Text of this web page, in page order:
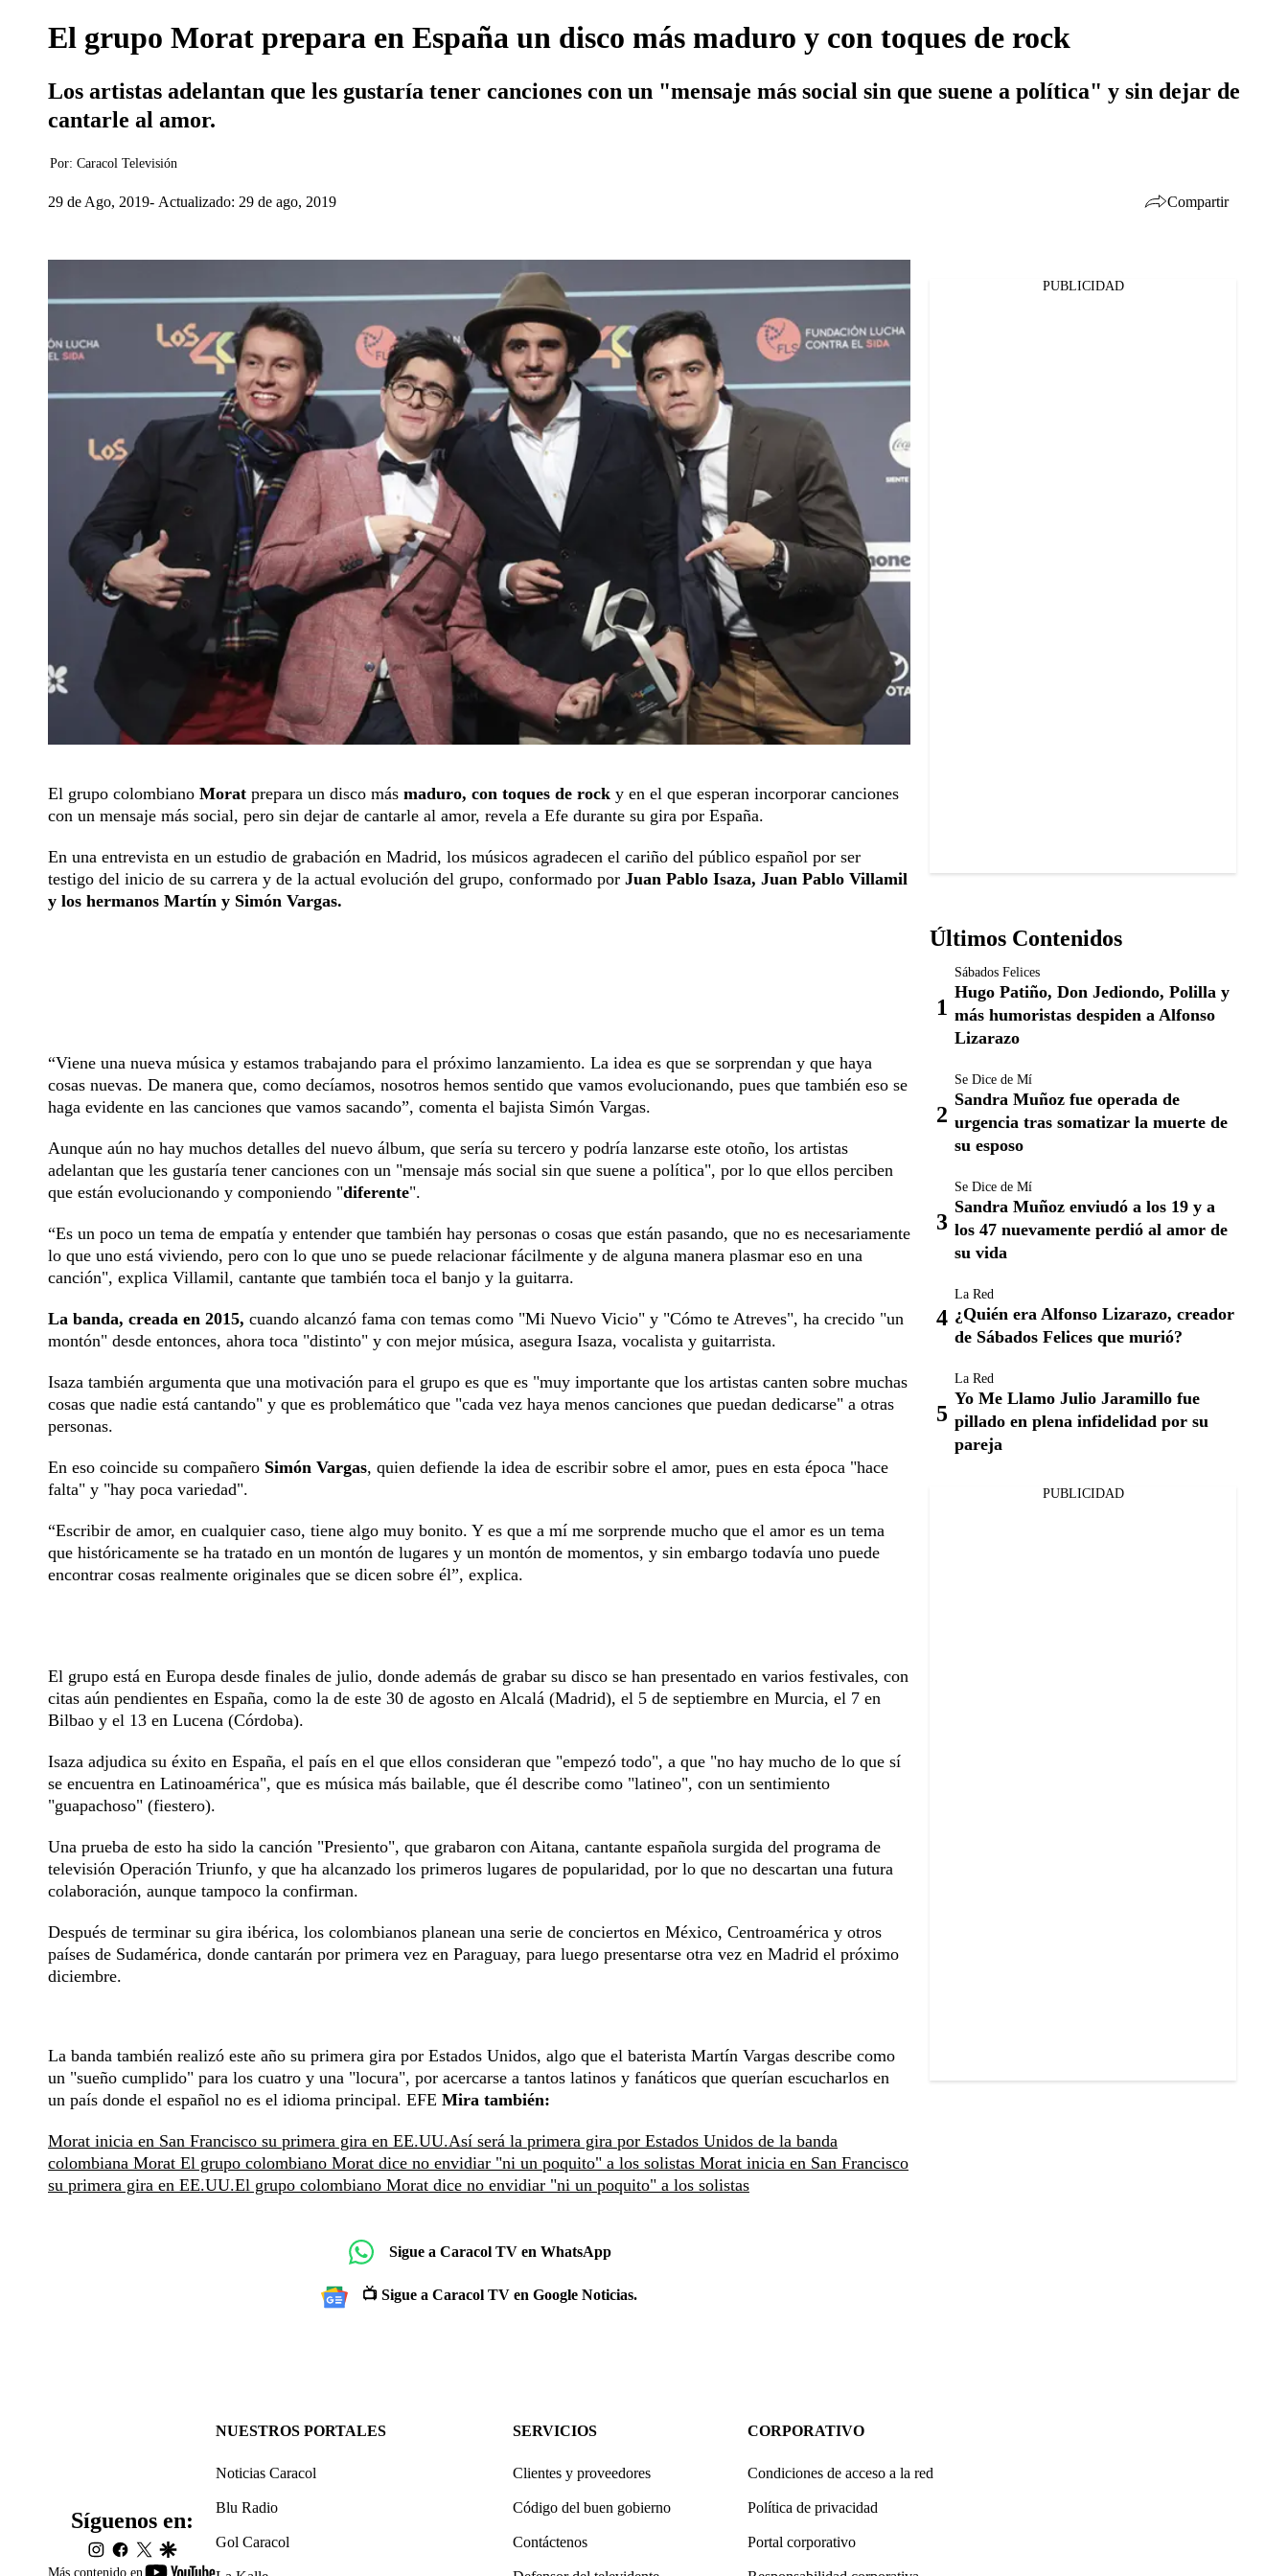
El grupo Morat prepara en España un disco más maduro y con toques de rock
Los artistas adelantan que les gustaría tener canciones con un "mensaje más social sin que suene a política" y sin dejar de
cantarle al amor.
Por: Caracol Televisión
29 de Ago, 2019 Actualizado: 29 de ago, 2019 Compartir
El grupo colombiano Morat prepara un disco más maduro, con toques de rock y en el que esperan incorporar canciones
con un mensaje más social, pero sin dejar de cantarle al amor, revela a Efe durante su gira por España.
En una entrevista en un estudio de grabación en Madrid, los músicos agradecen el cariño del público español por ser
testigo del inicio de su carrera y de la actual evolución del grupo, conformado por Juan Pablo Isaza, Juan Pablo Villamil
y los hermanos Martín y Simón Vargas.
“Viene una nueva música y estamos trabajando para el próximo lanzamiento. La idea es que se sorprendan y que haya
cosas nuevas. De manera que, como decíamos, nosotros hemos sentido que vamos evolucionando, pues que también eso se
haga evidente en las canciones que vamos sacando”, comenta el bajista Simón Vargas.
Aunque aún no hay muchos detalles del nuevo álbum, que sería su tercero y podría lanzarse este otoño, los artistas
adelantan que les gustaría tener canciones con un "mensaje más social sin que suene a política", por lo que ellos perciben
que están evolucionando y componiendo "diferente".
“Es un poco un tema de empatía y entender que también hay personas o cosas que están pasando, que no es necesariamente
lo que uno está viviendo, pero con lo que uno se puede relacionar fácilmente y de alguna manera plasmar eso en una
canción", explica Villamil, cantante que también toca el banjo y la guitarra.
La banda, creada en 2015, cuando alcanzó fama con temas como "Mi Nuevo Vicio" y "Cómo te Atreves", ha crecido "un
montón" desde entonces, ahora toca "distinto" y con mejor música, asegura Isaza, vocalista y guitarrista.
Isaza también argumenta que una motivación para el grupo es que es "muy importante que los artistas canten sobre muchas
cosas que nadie está cantando" y que es problemático que "cada vez haya menos canciones que puedan dedicarse" a otras
personas.
En eso coincide su compañero Simón Vargas, quien defiende la idea de escribir sobre el amor, pues en esta época "hace
falta" y "hay poca variedad".
“Escribir de amor, en cualquier caso, tiene algo muy bonito. Y es que a mí me sorprende mucho que el amor es un tema
que históricamente se ha tratado en un montón de lugares y un montón de momentos, y sin embargo todavía uno puede
encontrar cosas realmente originales que se dicen sobre él”, explica.
El grupo está en Europa desde finales de julio, donde además de grabar su disco se han presentado en varios festivales, con
citas aún pendientes en España, como la de este 30 de agosto en Alcalá (Madrid), el 5 de septiembre en Murcia, el 7 en
Bilbao y el 13 en Lucena (Córdoba).
Isaza adjudica su éxito en España, el país en el que ellos consideran que "empezó todo", a que "no hay mucho de lo que sí
se encuentra en Latinoamérica", que es música más bailable, que él describe como "latineo", con un sentimiento
"guapachoso" (fiestero).
Una prueba de esto ha sido la canción "Presiento", que grabaron con Aitana, cantante española surgida del programa de
televisión Operación Triunfo, y que ha alcanzado los primeros lugares de popularidad, por lo que no descartan una futura
colaboración, aunque tampoco la confirman.
Después de terminar su gira ibérica, los colombianos planean una serie de conciertos en México, Centroamérica y otros
países de Sudamérica, donde cantarán por primera vez en Paraguay, para luego presentarse otra vez en Madrid el próximo
diciembre.
La banda también realizó este año su primera gira por Estados Unidos, algo que el baterista Martín Vargas describe como
un "sueño cumplido" para los cuatro y una "locura", por acercarse a tantos latinos y fanáticos que querían escucharlos en
un país donde el español no es el idioma principal. EFE Mira también:
Morat inicia en San Francisco su primera gira en EE.UU.Así será la primera gira por Estados Unidos de la banda
colombiana Morat El grupo colombiano Morat dice no envidiar "ni un poquito" a los solistas Morat inicia en San Francisco
su primera gira en EE.UU.El grupo colombiano Morat dice no envidiar "ni un poquito" a los solistas
Sigue a Caracol TV en WhatsApp
📺 Sigue a Caracol TV en Google Noticias.
PUBLICIDAD
Últimos Contenidos
Sábados Felices
Hugo Patiño, Don Jediondo, Polilla y
más humoristas despiden a Alfonso
Lizarazo
Se Dice de Mí
Sandra Muñoz fue operada de
urgencia tras somatizar la muerte de
su esposo
Se Dice de Mí
Sandra Muñoz enviudó a los 19 y a
los 47 nuevamente perdió al amor de
su vida
La Red
¿Quién era Alfonso Lizarazo, creador
de Sábados Felices que murió?
La Red
Yo Me Llamo Julio Jaramillo fue
pillado en plena infidelidad por su
pareja
PUBLICIDAD
Más contenido en youtube-
Síguenos en:
instagram
facebook
twittergoogle
NUESTROS PORTALES
Noticias Caracol
Blu Radio
Gol Caracol
SERVICIOS
Clientes y proveedores
Código del buen gobierno
Contáctenos
CORPORATIVO
Condiciones de acceso a la red
Política de privacidad
Portal corporativo